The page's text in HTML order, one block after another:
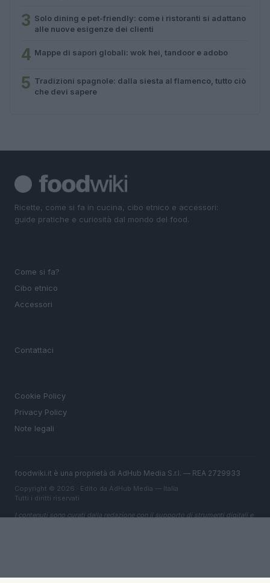
3 Solo dining e pet-friendly: come i ristoranti si adattano
alle nuove esigenze dei clienti
4 Mappe di sapori globali: wok hei, tandoor e adobo
5 Tradizioni spagnole: dalla siesta al flamenco, tutto ciò
che devi sapere
Ricette, come si fa in cucina, cibo etnico e accessori:
guide pratiche e curiosità dal mondo del food.
Come si fa?
Cibo etnico
Accessori
Contattaci
Cookie Policy
Privacy Policy
Note legali
foodwiki.it è una proprietà di AdHub Media S.r.l. — REA 2729933
Copyright © 2026 · Edito da AdHub Media — Italia
Tutti i diritti riservati
I contenuti sono curati dalla redazione con il supporto di strumenti digitali e